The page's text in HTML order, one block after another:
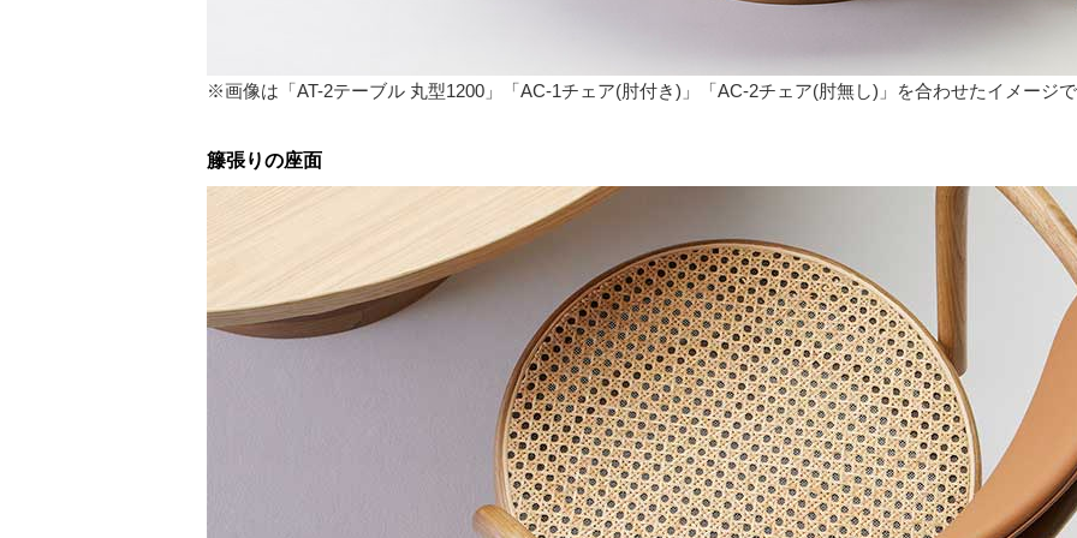
※画像は「AT-2テーブル 丸型1200」「AC-1チェア(肘付き)」「AC-2チェア(肘無し)」を合わせたイメージ
籐張りの座面